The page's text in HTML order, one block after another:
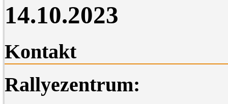
14.10.2023
Kontakt
Rallyezentrum: